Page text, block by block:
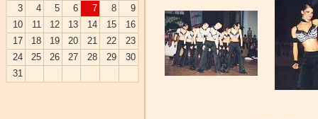
3
4 5 6 7 8
9
10
11 12 13 14 15
16
17
18 19 20 21 22
23
24
25 26 27 28 29
30
31